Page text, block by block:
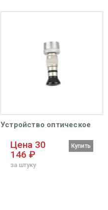
Устройство оптическое
Цена 30
146 ₽
за штуку
Купить